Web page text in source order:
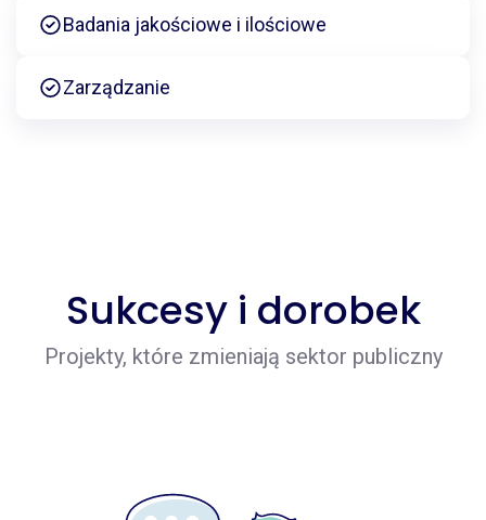
Badania jakościowe i ilościowe
Zarządzanie
Sukcesy i dorobek
Projekty, które zmieniają sektor publiczny